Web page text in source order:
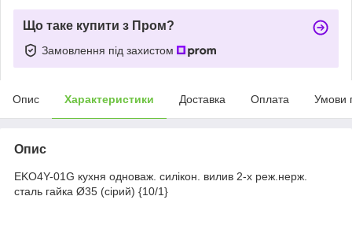
Що таке купити з Пром?
Замовлення під захистом
Опис Характеристики Доставка Оплата Умови
Опис
EKO4Y-01G кухня одноваж. силікон. вилив 2-х реж.нерж.
сталь гайка Ø35 (сірий) {10/1}